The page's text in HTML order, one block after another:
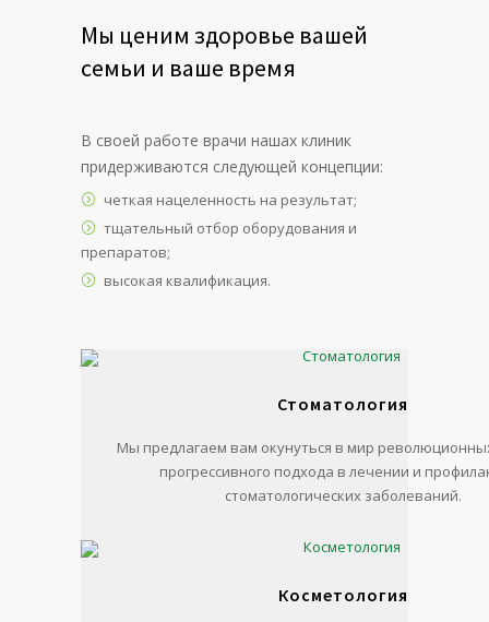
Мы ценим здоровье вашей
семьи и ваше время
В своей работе врачи нашах клиник
придерживаются следующей концепции:
четкая нацеленность на результат;
тщательный отбор оборудования и
препаратов;
высокая квалификация.
Стоматология
Мы предлагаем вам окунуться в мир
прогрессивного подхода в лечении и
стоматологических заболеваний.
Косметология